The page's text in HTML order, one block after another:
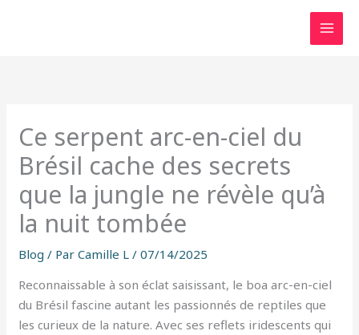
Ce serpent arc-en-ciel du
Brésil cache des secrets
que la jungle ne révèle qu’à
la nuit tombée
Blog / ParCamille L/07/14/2025
Reconnaissable à son éclat saisissant, le boa arc-en-ciel
du Brésil fascine autant les passionnés de reptiles que
les curieux de la nature. Avec ses reflets iridescents qui